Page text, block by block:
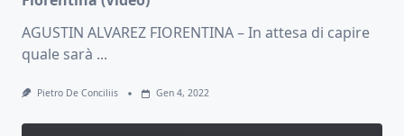
AGUSTIN ALVAREZ FIORENTINA – In attesa di capire
quale sarà ...
Pietro De Conciliis Gen 4, 2022